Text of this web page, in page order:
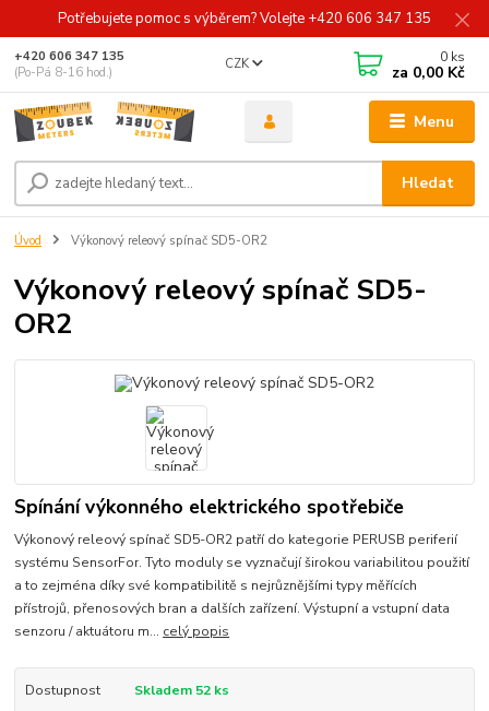
Potřebujete pomoc s výběrem? Volejte +420 606 347 135
Menu
CZK
Hledat
+420 606 347 135
(Po-Pá 8-16 hod.)
0 ks
za 0,00 Kč
Úvod Výkonový releový spínač SD5-OR2
Výkonový releový spínač SD5-
OR2
Spínání výkonného elektrického spotřebiče
Výkonový releový spínač SD5-OR2 patří do kategorie PERUSB periferií
systému SensorFor. Tyto moduly se vyznačují širokou variabilitou použití
a to zejména díky své kompatibilitě s nejrůznějšími typy měřících
přístrojů, přenosových bran a dalších zařízení. Výstupní a vstupní data
senzoru / aktuátoru m... celý popis
Dostupnost
Skladem 52 ks